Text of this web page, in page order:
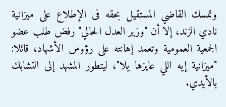
وتمسك القاضي المستقيل بحقه فى الإطلاع على ميزانية
نادي الزند، إلا أن "وزير العدل الحالي" رفض طلب عضو
الجمعية العمومية وتعمد إهانته على رؤوس الأشهاد، قائلا:
"ميزانية إيه اللي عايزها يلا"، ليتطور المشهد إلى التشابك
بالأيدي.